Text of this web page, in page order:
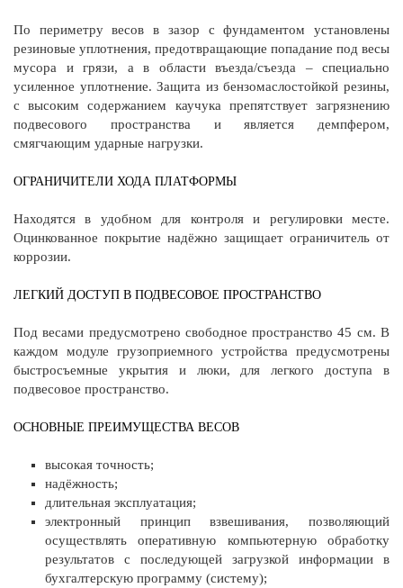
По периметру весов в зазор с фундаментом установлены
резиновые уплотнения, предотвращающие попадание под весы
мусора и грязи, а в области въезда/съезда – специально
усиленное уплотнение. Защита из бензомаслостойкой резины,
с высоким содержанием каучука препятствует загрязнению
подвесового пространства и является демпфером,
смягчающим ударные нагрузки.
ОГРАНИЧИТЕЛИ ХОДА ПЛАТФОРМЫ
Находятся в удобном для контроля и регулировки месте.
Оцинкованное покрытие надёжно защищает ограничитель от
коррозии.
ЛЕГКИЙ ДОСТУП В ПОДВЕСОВОЕ ПРОСТРАНСТВО
Под весами предусмотрено свободное пространство 45 см. В
каждом модуле грузоприемного устройства предусмотрены
быстросъемные укрытия и люки, для легкого доступа в
подвесовое пространство.
ОСНОВНЫЕ ПРЕИМУЩЕСТВА ВЕСОВ
высокая точность;
надёжность;
длительная эксплуатация;
электронный принцип взвешивания, позволяющий
осуществлять оперативную компьютерную обработку
результатов с последующей загрузкой информации в
бухгалтерскую программу (систему);